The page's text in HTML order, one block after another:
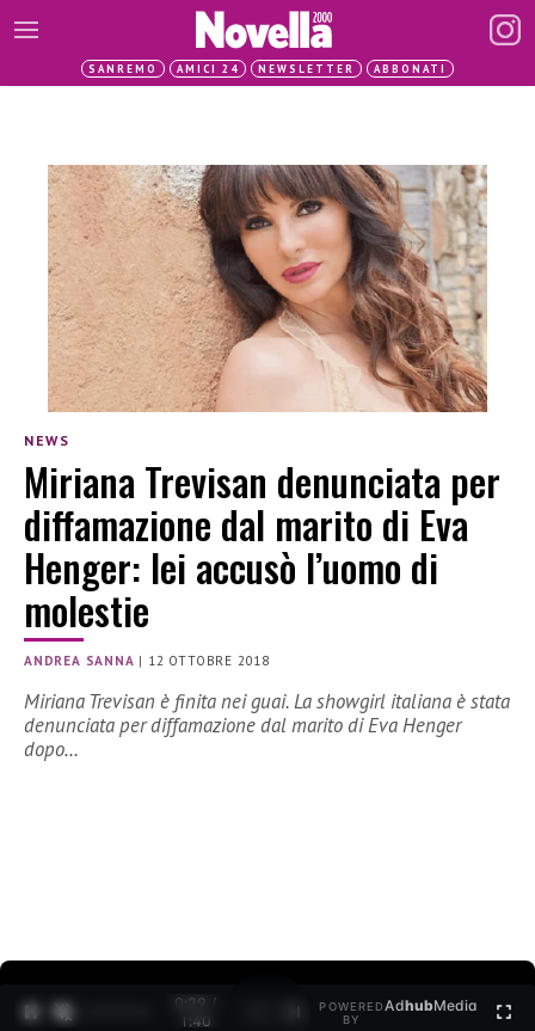
SANREMO AMICI 24 NEWSLETTER ABBONATI
NEWS
Miriana Trevisan denunciata per
diffamazione dal marito di Eva
Henger: lei accusò l’uomo di
molestie
ANDREA SANNA | 12 OTTOBRE 2018
Miriana Trevisan è finita nei guai. La showgirl italiana è stata
denunciata per diffamazione dal marito di Eva Henger
dopo…
0:30 /
1:40
POWERED
BY
AdhubMedia